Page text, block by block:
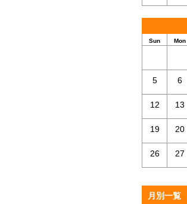
Sun Mon
5 6
12 13
19 20
26 27
月別一覧